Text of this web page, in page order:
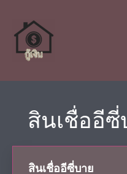
สินเชื่ออีซี่
สินเชื่ออีซี่บาย